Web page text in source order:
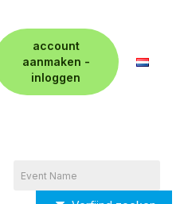
account
aanmaken -
inloggen